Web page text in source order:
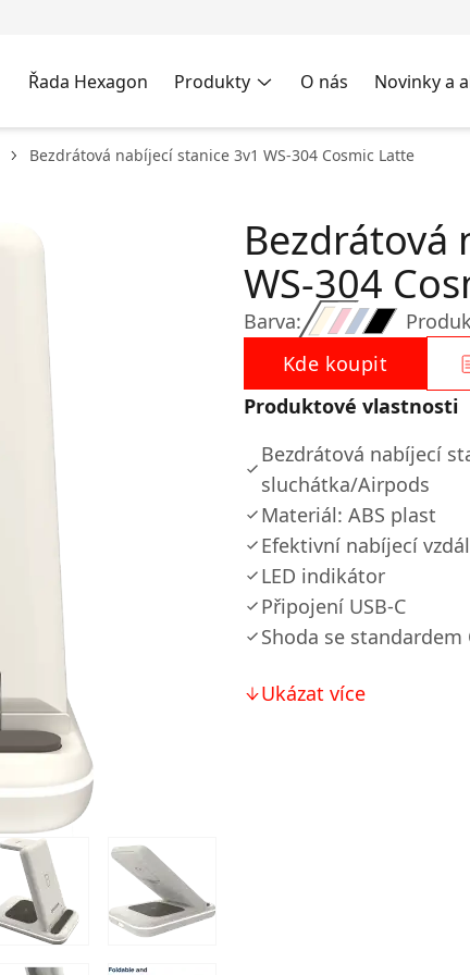
Řada Hexagon Produkty O nás Novinky a
Bezdrátová nabíjecí stanice 3v1 WS-304 Cosmic Latte
Barva:
Bezdrátová
WS-304
Kde koupit
Produktové vlastnosti
Bezdrátová nabíjecí
sluchátka/Airpods
Materiál: ABS plast
Efektivní nabíjecí
LED indikátor
Připojení USB-C
Shoda se standardem
Ukázat více